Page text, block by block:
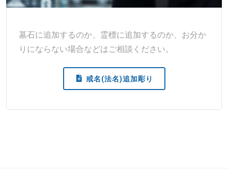
墓石に追加するのか、霊標に追加するのか、お分か
りにならない場合などはご相談ください。
戒名(法名)追加彫り